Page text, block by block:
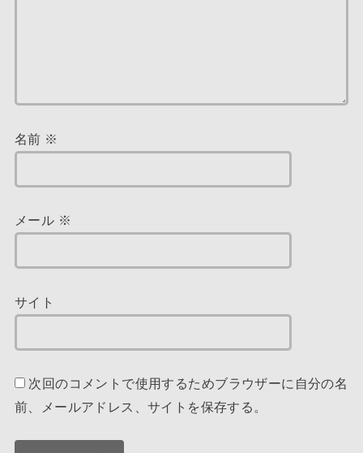
名前 ※
メール ※
サイト
次回のコメントで使用するためブラウザーに自分の名
前、メールアドレス、サイトを保存する。